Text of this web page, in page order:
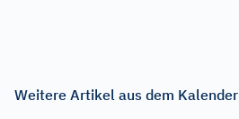
Weitere Artikel aus dem Kalender